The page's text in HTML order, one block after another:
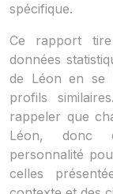
spécifique.
Ce rapport
données
de Léon en se
profils
rappeler que
Léon, donc
personnalité
celles